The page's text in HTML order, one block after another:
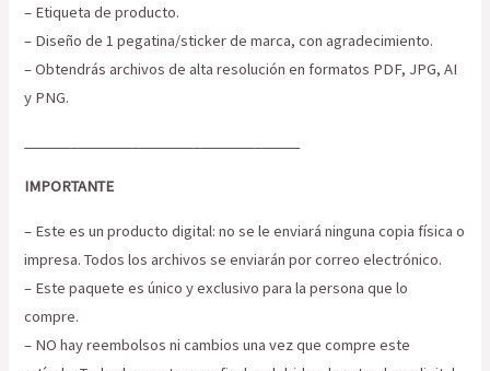
– Etiqueta de producto.
– Diseño de 1 pegatina/sticker de marca, con agradecimiento.
– Obtendrás archivos de alta resolución en formatos PDF, JPG, AI
y PNG.
IMPORTANTE
– Este es un producto digital: no se le enviará ninguna copia física o
impresa. Todos los archivos se enviarán por correo electrónico.
– Este paquete es único y exclusivo para la persona que lo
compre.
– NO hay reembolsos ni cambios una vez que compre este